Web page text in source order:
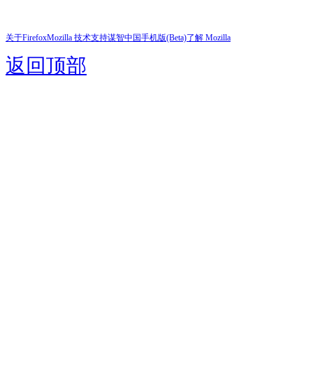
关于FirefoxMozilla 技术支持谋智中国手机版(Beta)了解 Mozilla
返回顶部